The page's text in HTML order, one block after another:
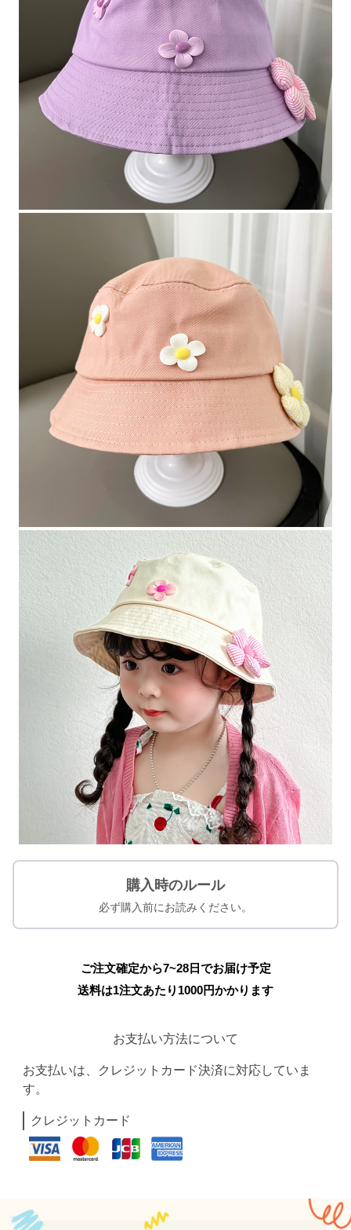
購入時のルール
必ず購入前にお読みください。
ご注文確定から7~28日でお届け予定
送料は1注文あたり 1000円かかります
お支払い方法について
お支払いは、クレジットカード決済に対応していま
す。
クレジットカード